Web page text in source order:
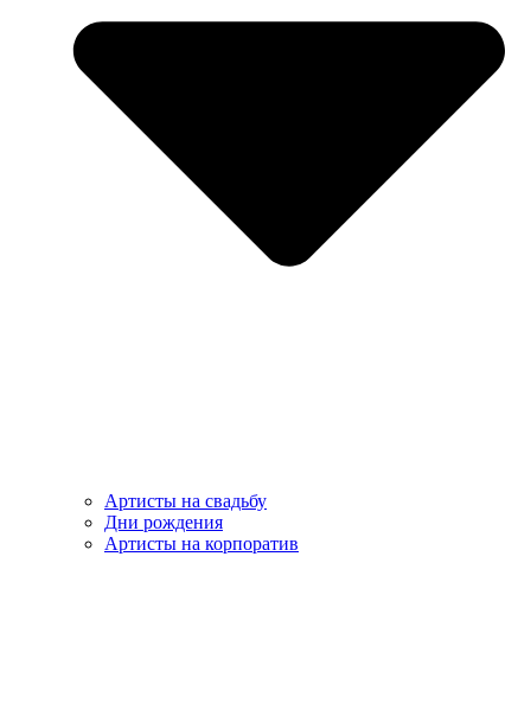
Артисты на свадьбу
Дни рождения
Артисты на корпоратив